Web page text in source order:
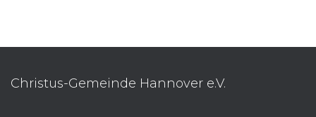
Christus-Gemeinde Hannover e.V.